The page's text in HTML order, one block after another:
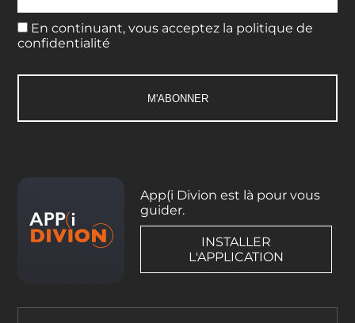
En continuant, vous acceptez la politique de
confidentialité
App(i Divion est là pour vous
guider.
INSTALLER
L'APPLICATION